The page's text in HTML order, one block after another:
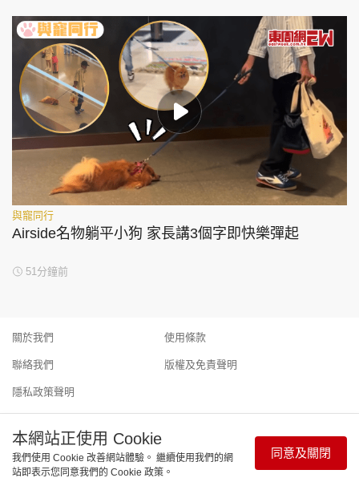
與寵同行
Airside名物躺平小狗 家長講3個字即快樂彈起
51分鐘前
關於我們
聯絡我們
隱私政策聲明
使用條款
版權及免責聲明
Copyright © 東周網 版權所有 . 不得轉載 ©Eastweek.com.hk. All
rights reserved.
本網站正使用 Cookie
我們使用 Cookie 改善網站體驗。 繼續使用我們的網
站即表示您同意我們的 Cookie 政策。
同意及關閉